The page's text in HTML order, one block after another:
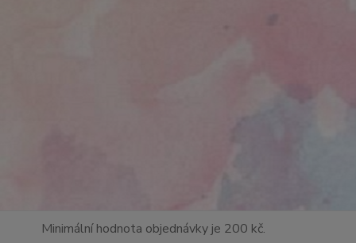
Minimální hodnota objednávky je 200 kč.